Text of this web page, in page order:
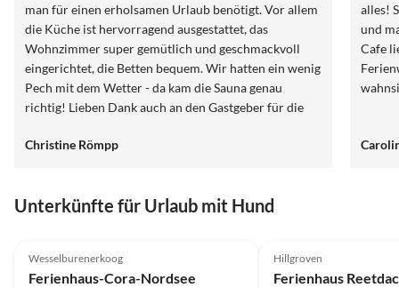
man für einen erholsamen Urlaub benötigt. Vor allem
die Küche ist hervorragend ausgestattet, das
Wohnzimmer super gemütlich und geschmackvoll
eingerichtet, die Betten bequem. Wir hatten ein wenig
Pech mit dem Wetter - da kam die Sauna genau
richtig! Lieben Dank auch an den Gastgeber für die
Christine Römpp
alles! Spiele,
und man kann
Cafe
Unterkünfte für Urlaub mit Hund
Wesselburenerkoog
Ferienhaus-Cora-Nordsee
Hillgroven
Ferienhaus